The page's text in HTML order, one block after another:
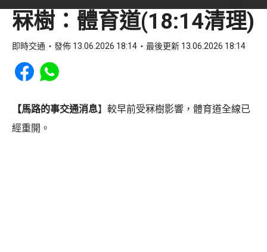
冧樹：體育道(18:14清理)
即時交通 發佈 13.06.2026 18:14 最後更新 13.06.2026 18:14
Share to Facebook
Share to WhatsApp
【馬路的事交通消息】較早前受冧樹影響，體育道全線已
經重開。